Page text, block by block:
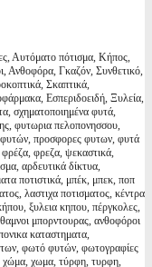
Αυτόματο πότισμα, Κήπος,
Ανθοφόρα, Γκαζόν, Συνθετικό,
Σκαπτικά,
Εσπεριδοειδή, Ξυλεία,
σχηματοποιημένα φυτά,
φυτωρια πελοπονησσου,
προσφορες φυτων, φυτά
φρεζα, ψεκαστικά,
αρδευτικά δίκτυα,
ποτιστικά, μπέκ, μπεκ, ποπ
λαστιχα ποτισματος, κέντρα
ξυλεια κηπου, πέργκολες,
μπορντουρας, ανθοφόροι
καταστηματα,
φωτό φυτών, φωτογραφίες
χωμα, τύρφη, τυρφη,